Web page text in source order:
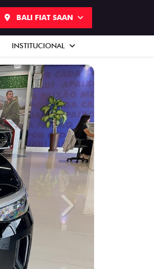
BALI FIAT SAAN
INSTITUCIONAL
Next